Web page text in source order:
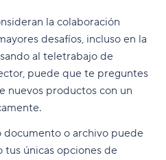
la colaboración
desafíos, incluso en la
al teletrabajo de
puede que te preguntes
nuevos productos con un
documento o archivo puede
tus únicas opciones de